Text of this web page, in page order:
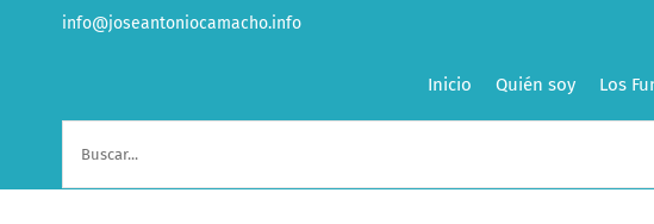
info@joseantoniocamacho.info
Inicio Quién soy Los